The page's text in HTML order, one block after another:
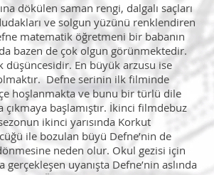
dökülen saman rengi, dalgalı saçları
ve solgun yüzünü renklendiren
matematik öğretmeni bir babanın
bazen de çok olgun görünmektedir.
düşüncesidir. En büyük arzusu ise
olmaktır. Defne serinin ilk filminde
hoşlanmakta ve bunu bir türlü dile
başlamıştır. İkinci filmdebuz
ikinci yarısında Korkut
ile bozulan büyü Defne’nin de
neden olur. Okul gezisi için
uyanışta Defne’nin aslında